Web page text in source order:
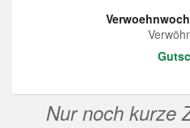
Nur noch kurze